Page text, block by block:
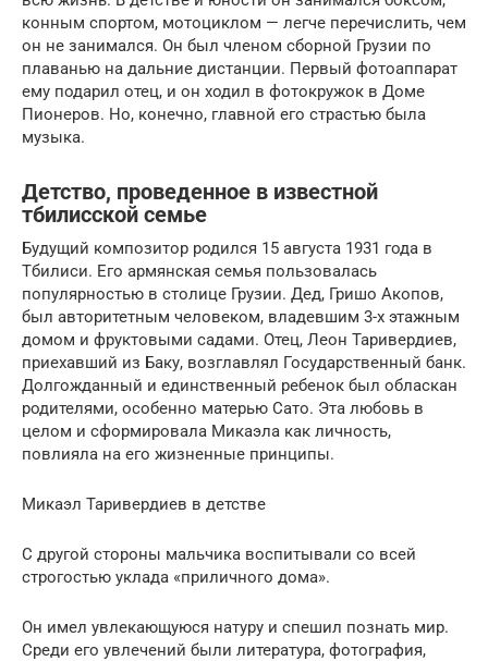
конным спортом, мотоциклом — легче перечислить, чем
он не занимался. Он был членом сборной Грузии по
плаванью на дальние дистанции. Первый фотоаппарат
ему подарил отец, и он ходил в фотокружок в Доме
Пионеров. Но, конечно, главной его страстью была
музыка.
Детство, проведенное в известной
тбилисской семье
Будущий композитор родился 15 августа 1931 года в
Тбилиси. Его армянская семья пользовалась
популярностью в столице Грузии. Дед, Гришо Акопов,
был авторитетным человеком, владевшим 3-х этажным
домом и фруктовыми садами. Отец, Леон Таривердиев,
приехавший из Баку, возглавлял Государственный банк.
Долгожданный и единственный ребенок был обласкан
родителями, особенно матерью Сато. Эта любовь в
целом и сформировала Микаэла как личность,
повлияла на его жизненные принципы.
Микаэл Таривердиев в детстве
С другой стороны мальчика воспитывали со всей
строгостью уклада «приличного дома».
Он имел увлекающуюся натуру и спешил познать мир.
Среди его увлечений были литература, фотография,